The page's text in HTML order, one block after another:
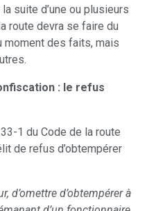
suite d’une ou plusieurs
route devra se faire du
moment des faits, mais
: le refus
1 du Code de la route
de refus d’obtempérer
d’omettre d’obtempérer à